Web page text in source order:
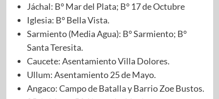
Jáchal: B° Mar del Plata; B° 17 de Octubre
Iglesia: B° Bella Vista.
Sarmiento (Media Agua): B° Sarmiento; B°
Santa Teresita.
Caucete: Asentamiento Villa Dolores.
Ullum: Asentamiento 25 de Mayo.
Angaco: Campo de Batalla y Barrio Zoe Bustos.